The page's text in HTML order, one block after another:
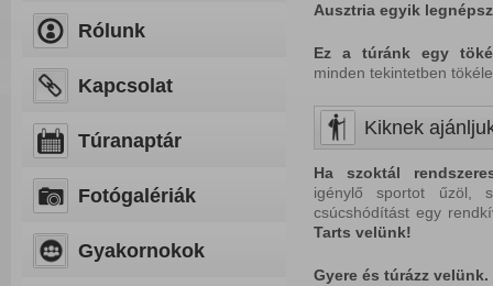
Rólunk
Kapcsolat
Túranaptár
Fotógalériák
Gyakornokok
Ausztria egyik
Ez a túránk egy
minden tekintetben
Kiknek
Ha szoktál
igénylő sportot űzöl,
csúcshódítást egy
Tarts velünk!
Gyere és túrázz